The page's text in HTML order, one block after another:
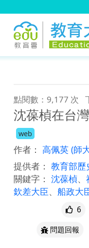
點閱數：9,177 次
沈葆楨在台
web
作者： 高佩英 (師
提供者： 教育部歷
關鍵字： 沈葆楨、
欽差大臣、 船政大
6
問題回報